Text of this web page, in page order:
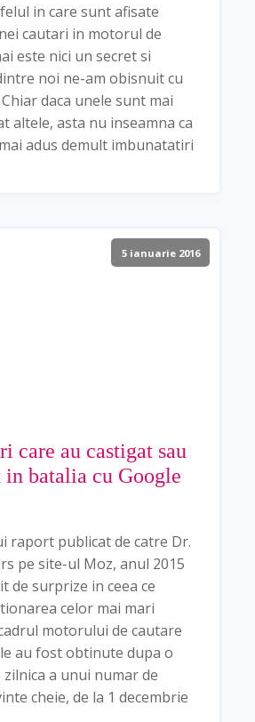
in care sunt afisate
cautari in motorul de
este nici un secret si
noi ne-am obisnuit cu
daca unele sunt mai
altele, asta nu inseamna ca
adus demult imbunatatiri
5 ianuarie 2016
care au castigat sau
in batalia cu Google
raport publicat de catre Dr.
pe site-ul Moz, anul 2015
de surprize in ceea ce
celor mai mari
motorului de cautare
au fost obtinute dupa o
a unui numar de
cheie, de la 1 decembrie